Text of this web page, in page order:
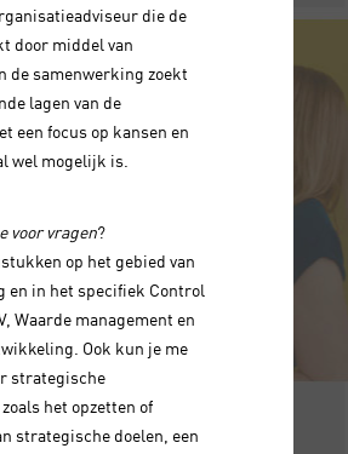
die de
door middel van
de samenwerking zoekt
lagen van de
een focus op kansen en
wel mogelijk is.
voor vragen?
op het gebied van
en in het specifiek Control
Waarde management en
Ook kun je me
strategische
het opzetten of
strategische doelen, een